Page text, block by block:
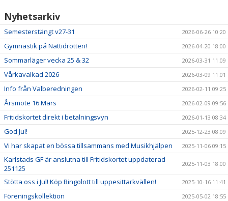
Nyhetsarkiv
Semesterstängt v27-31 2026-06-26 10:20
Gymnastik på Nattidrotten! 2026-04-20 18:00
Sommarläger vecka 25 & 32 2026-03-31 11:09
Vårkavalkad 2026 2026-03-09 11:01
Info från Valberedningen 2026-02-11 09:25
Årsmöte 16 Mars 2026-02-09 09:56
Fritidskortet direkt i betalningsvyn 2026-01-13 08:34
God Jul! 2025-12-23 08:09
Vi har skapat en bössa tillsammans med Musikhjälpen 2025-11-06 09:15
Karlstads GF är anslutna till Fritidskortet uppdaterad
251125
2025-11-03 18:00
Stötta oss i Jul! Köp Bingolott till uppesittarkvällen! 2025-10-16 11:41
Föreningskollektion 2025-05-02 18:55